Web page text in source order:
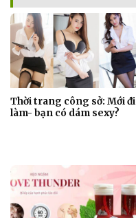
Thời trang công sở: Mới đi
làm- bạn có dám sexy?